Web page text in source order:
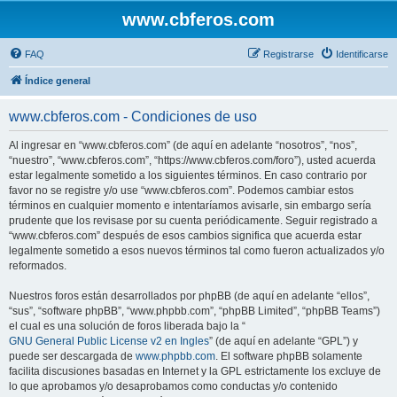
www.cbferos.com
FAQ Identificarse
Registrarse
Índice general
www.cbferos.com - Condiciones de uso
Al ingresar en “www.cbferos.com” (de aquí en adelante “nosotros”, “nos”,
“nuestro”, “www.cbferos.com”, “https://www.cbferos.com/foro”), usted acuerda
estar legalmente sometido a los siguientes términos. En caso contrario por
favor no se registre y/o use “www.cbferos.com”. Podemos cambiar estos
términos en cualquier momento e intentaríamos avisarle, sin embargo sería
prudente que los revisase por su cuenta periódicamente. Seguir registrado a
“www.cbferos.com” después de esos cambios significa que acuerda estar
legalmente sometido a esos nuevos términos tal como fueron actualizados y/o
reformados.
Nuestros foros están desarrollados por phpBB (de aquí en adelante “ellos”,
“sus”, “software phpBB”, “www.phpbb.com”, “phpBB Limited”, “phpBB Teams”)
el cual es una solución de foros liberada bajo la “
GNU General Public License v2 en Ingles” (de aquí en adelante “GPL”) y
puede ser descargada de www.phpbb.com. El software phpBB solamente
facilita discusiones basadas en Internet y la GPL estrictamente los excluye de
lo que aprobamos y/o desaprobamos como conductas y/o contenido